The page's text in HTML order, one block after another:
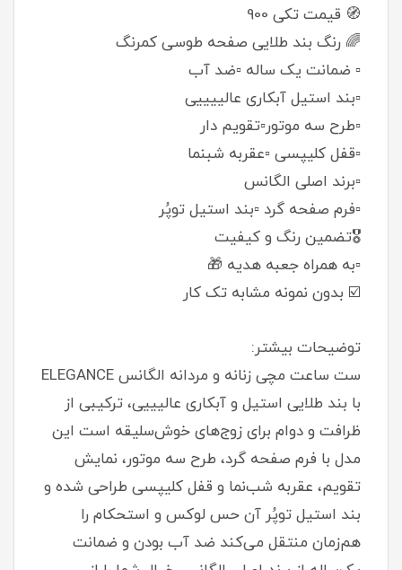
🧭 قیمت تکی 900
🌈 رنگ بند طلایی صفحه طوسی کمرنگ
▫️ ضمانت یک ساله ▫️ضد آب
▫️بند استیل آبکاری عالییییی
▫️طرح سه موتور▫️تقویم دار
▫️قفل کلیپسی ▫️عقربه شبنما
▫️برند اصلی الگانس
▫️فرم صفحه گرد ▫️بند استیل توپُر
🎖️تضمین رنگ و کیفیت
▫️به همراه جعبه هدیه 🎁
☑️ بدون نمونه مشابه تک کار
توضیحات بیشتر:
ست ساعت مچی زنانه و مردانه الگانس ELEGANCE
با بند طلایی استیل و آبکاری عالیییی، ترکیبی از
ظرافت و دوام برای زوج‌های خوش‌سلیقه است این
مدل با فرم صفحه گرد، طرح سه موتور، نمایش
تقویم، عقربه شب‌نما و قفل کلیپسی طراحی شده و
بند استیل توپُر آن حس لوکس و استحکام را
هم‌زمان منتقل می‌کند ضد آب بودن و ضمانت